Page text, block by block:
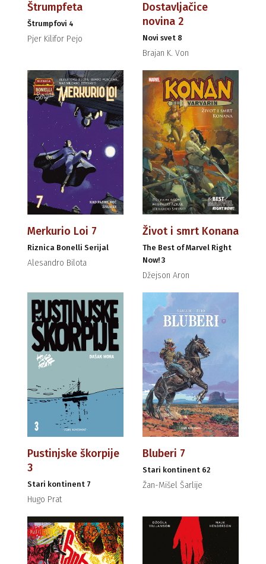
Štrumpfeta
Štrumpfovi 4
Pjer Kilifor Pejo
Dostavljačice
novina 2
Novi svet 8
Brajan K. Von
Merkurio Loi 7
Riznica Bonelli Serijal
Alesandro Bilota
Život i smrt Konana
The Best of Marvel Right
Now! 3
Džejson Aron
Pustinjske škorpije
3
Stari kontinent 7
Hugo Prat
Bluberi 7
Stari kontinent 62
Žan-Mišel Šarlije